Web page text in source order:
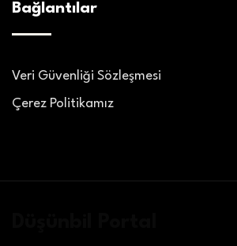
Bağlantılar
Veri Güvenliği Sözleşmesi
Çerez Politikamız